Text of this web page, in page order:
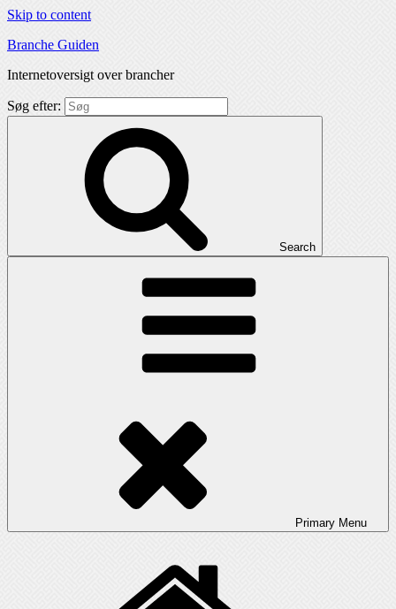
Skip to content
Branche Guiden
Internetoversigt over brancher
Søg efter:
Search
Primary Menu